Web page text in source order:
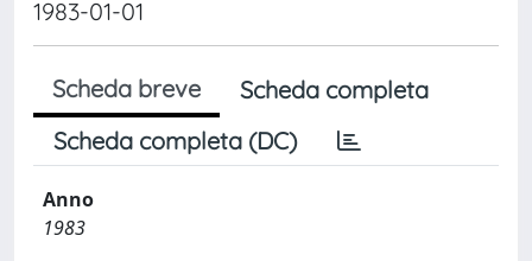
1983-01-01
Scheda breve
Scheda completa
Scheda completa (DC)
Anno
1983